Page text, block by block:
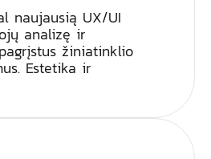
naujausią UX/UI
analizę ir
žiniatinklio
Estetika ir